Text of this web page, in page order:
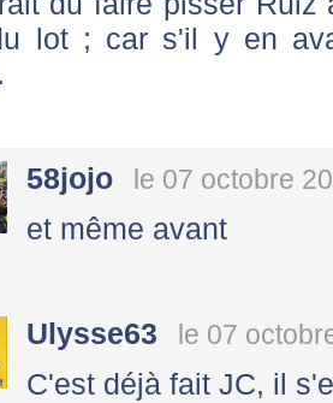
lot ; car s'il y en
58jojo le 07 octobre
et même avant
Ulysse63 le 07
C'est déjà fait JC, il